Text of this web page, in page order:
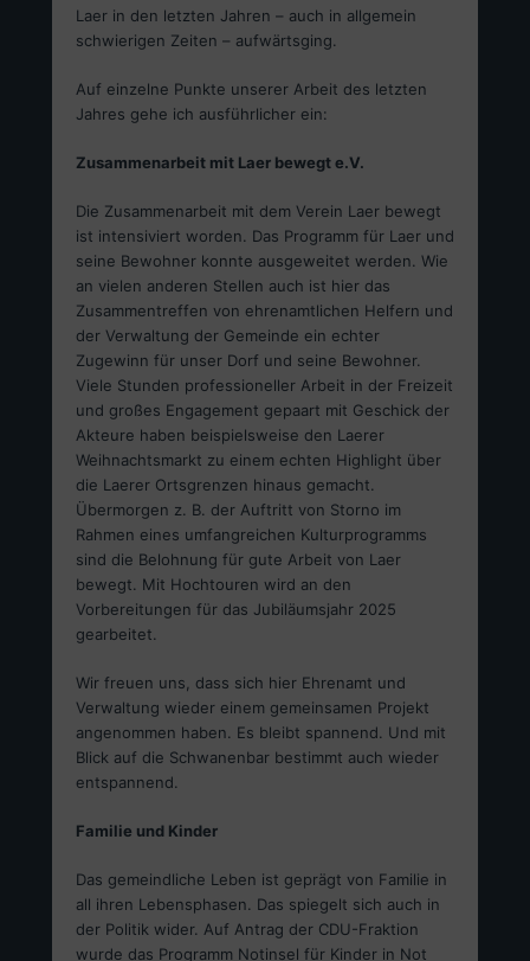
Laer in den letzten Jahren – auch in allgemein
schwierigen Zeiten – aufwärtsging.
Auf einzelne Punkte unserer Arbeit des letzten
Jahres gehe ich ausführlicher ein:
Zusammenarbeit mit Laer bewegt e.V.
Die Zusammenarbeit mit dem Verein Laer bewegt
ist intensiviert worden. Das Programm für Laer und
seine Bewohner konnte ausgeweitet werden. Wie
an vielen anderen Stellen auch ist hier das
Zusammentreffen von ehrenamtlichen Helfern und
der Verwaltung der Gemeinde ein echter
Zugewinn für unser Dorf und seine Bewohner.
Viele Stunden professioneller Arbeit in der Freizeit
und großes Engagement gepaart mit Geschick der
Akteure haben beispielsweise den Laerer
Weihnachtsmarkt zu einem echten Highlight über
die Laerer Ortsgrenzen hinaus gemacht.
Übermorgen z. B. der Auftritt von Storno im
Rahmen eines umfangreichen Kulturprogramms
sind die Belohnung für gute Arbeit von Laer
bewegt. Mit Hochtouren wird an den
Vorbereitungen für das Jubiläumsjahr 2025
gearbeitet.
Wir freuen uns, dass sich hier Ehrenamt und
Verwaltung wieder einem gemeinsamen Projekt
angenommen haben. Es bleibt spannend. Und mit
Blick auf die Schwanenbar bestimmt auch wieder
entspannend.
Familie und Kinder
Das gemeindliche Leben ist geprägt von Familie in
all ihren Lebensphasen. Das spiegelt sich auch in
der Politik wider. Auf Antrag der CDU-Fraktion
wurde das Programm Notinsel für Kinder in Not